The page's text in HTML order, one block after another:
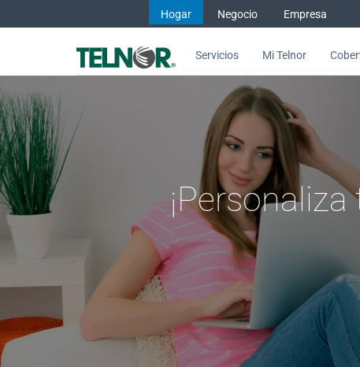
Hogar Negocio Empresa
Servicios Mi Telnor
Cambia el nombre y